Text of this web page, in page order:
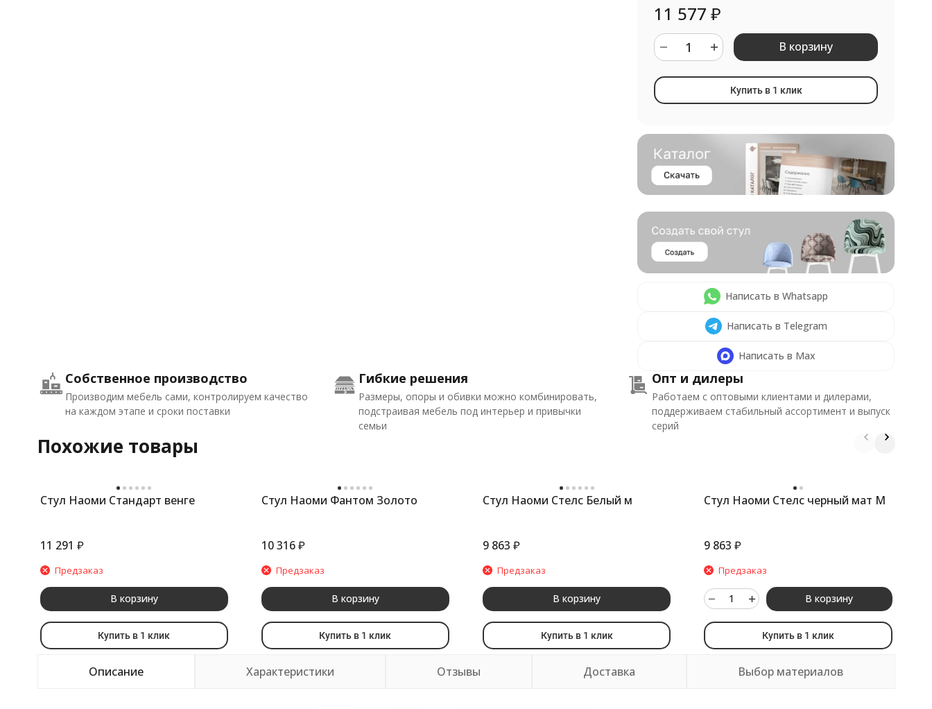
11 577₽
В корзину
Купить в 1 клик
Написать в Whatsapp
Написать в Telegram
Написать в Max
Собственное производство
Производим мебель сами, контролируем качество
на каждом этапе и сроки поставки
Гибкие решения
Размеры, опоры и обивки можно комбинировать,
подстраивая мебель под интерьер и привычки
семьи
Опт и дилеры
Работаем с оптовыми клиентами и дилерами,
поддерживаем стабильный ассортимент и выпуск
серий
Похожие товары
Стул Наоми Стандарт венге
11 291 ₽
Предзаказ
В корзину
Купить в 1 клик
Стул Наоми Фантом Золото
10 316₽
Предзаказ
В корзину
Купить в 1 клик
Стул Наоми Стелс Белый м
9 863 ₽
Предзаказ
В корзину
Купить в 1 клик
Стул Наоми Стелс черный мат М
9 863 ₽
Предзаказ
В корзину
Купить в 1 клик
Описание Характеристики Отзывы Доставка Выбор материалов